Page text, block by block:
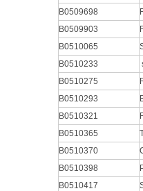
B0509698
B0509903
B0510065
B0510233
B0510275
B0510293
B0510321
B0510365
B0510370
B0510398
B0510417